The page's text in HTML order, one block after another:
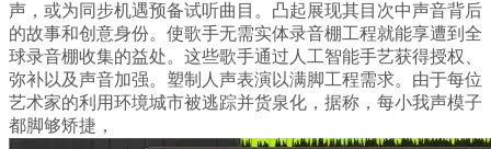
声，或为同步机遇预备试听曲目。凸起展现其目次中声音背后
的故事和创意身份。使歌手无需实体录音棚工程就能享遭到全
球录音棚收集的益处。这些歌手通过人工智能手艺获得授权、
弥补以及声音加强。塑制人声表演以满脚工程需求。由于每位
艺术家的利用环境城市被逃踪并货泉化，据称，每小我声模子
都脚够矫捷，